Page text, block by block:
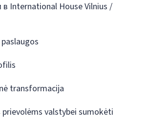
в International House Vilnius /
transformacija
prievolėms valstybei sumokėti